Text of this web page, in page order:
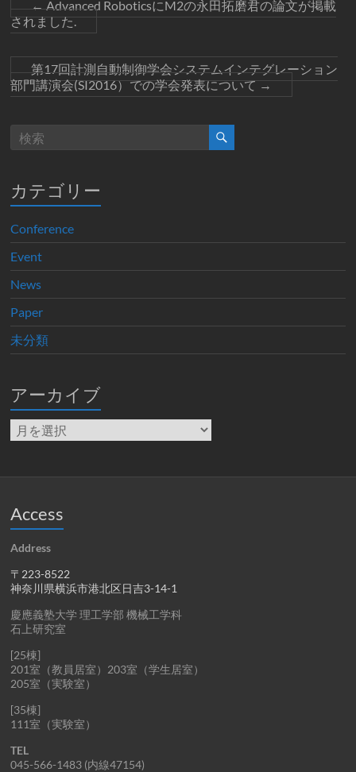
←Advanced RoboticsにM2の永田拓磨君の論文が掲載
されました.
第17回計測自動制御学会システムインテグレーション
部門講演会(SI2016）での学会発表について→
カテゴリー
Conference
Event
News
Paper
未分類
アーカイブ
ア
ー
イ
Access
Address
〒223-8522
神奈川県横浜市港北区日吉3-14-1
慶應義塾大学 理工学部 機械工学科
石上研究室
[25棟]
201室（教員居室）203室（学生居室）
205室（実験室）
[35棟]
111室（実験室）
TEL
045-566-1483 (内線47154)